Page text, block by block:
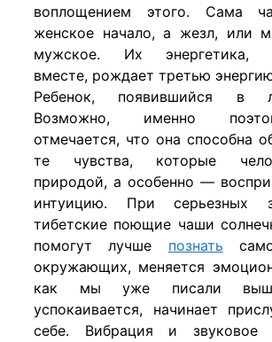
воплощением этого. Сама
женское начало, а жезл, или
мужское. Их энергетика,
вместе, рождает третью
Ребенок, появившийся в
Возможно, именно
отмечается, что она способна
те чувства, которые
природой, а особенно —
интуицию. При серьезных
тибетские поющие чаши
помогут лучше познать
окружающих, меняется
как мы уже писали
успокаивается, начинает
себе. Вибрация и звуковое